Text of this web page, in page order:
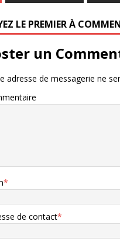
LE PREMIER À
un
adresse de messagerie ne
*
de contact*